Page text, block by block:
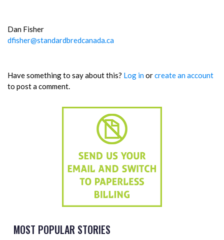
Dan Fisher
dfisher@standardbredcanada.ca
Have something to say about this? Log inorcreate an account
to post a comment.
MOST POPULAR STORIES